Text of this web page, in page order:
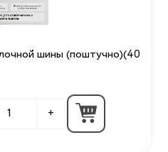
шины (поштучно)(40
+